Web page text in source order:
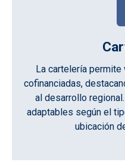
La cartelería
cofinanciadas,
al desarrollo
adaptables según el
ubicación